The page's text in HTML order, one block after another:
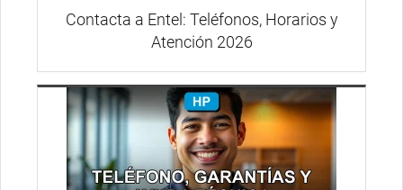
Contacta a Entel: Teléfonos, Horarios y
Atención 2026